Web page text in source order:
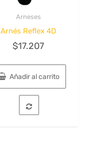
Arneses
Arnés Reflex 4D
$17.207
Añadir al carrito